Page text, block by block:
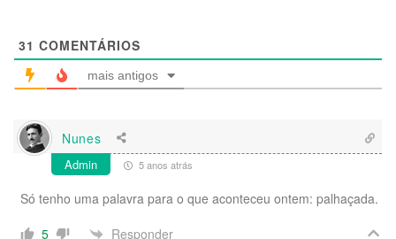
31 COMENTÁRIOS
mais antigos
Nunes
Admin 5 anos atrás
Só tenho uma palavra para o que aconteceu ontem: palhaçada.
5
Responder